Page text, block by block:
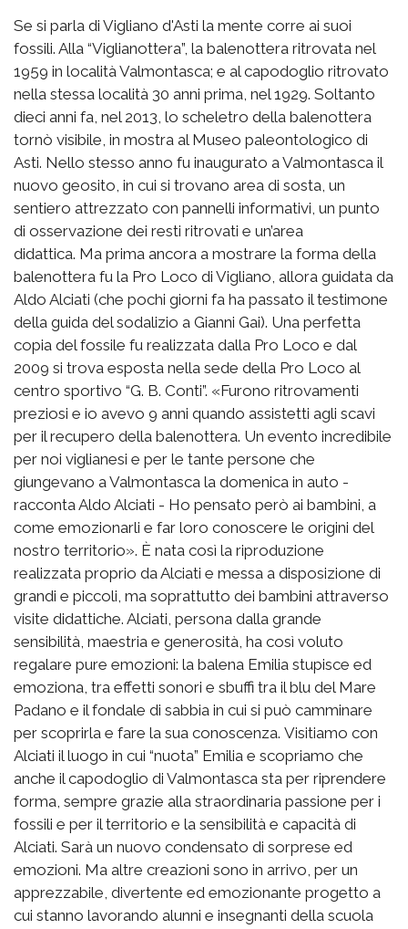
Se si parla di Vigliano d'Asti la mente corre ai suoi
fossili. Alla “Viglianottera”, la balenottera ritrovata nel
1959 in località Valmontasca; e al capodoglio ritrovato
nella stessa località 30 anni prima, nel 1929. Soltanto
dieci anni fa, nel 2013, lo scheletro della balenottera
tornò visibile, in mostra al Museo paleontologico di
Asti. Nello stesso anno fu inaugurato a Valmontasca il
nuovo geosito, in cui si trovano area di sosta, un
sentiero attrezzato con pannelli informativi, un punto
di osservazione dei resti ritrovati e un’area
didattica. Ma prima ancora a mostrare la forma della
balenottera fu la Pro Loco di Vigliano, allora guidata da
Aldo Alciati (che pochi giorni fa ha passato il testimone
della guida del sodalizio a Gianni Gai). Una perfetta
copia del fossile fu realizzata dalla Pro Loco e dal
2009 si trova esposta nella sede della Pro Loco al
centro sportivo “G. B. Conti”. «Furono ritrovamenti
preziosi e io avevo 9 anni quando assistetti agli scavi
per il recupero della balenottera. Un evento incredibile
per noi viglianesi e per le tante persone che
giungevano a Valmontasca la domenica in auto -
racconta Aldo Alciati - Ho pensato però ai bambini, a
come emozionarli e far loro conoscere le origini del
nostro territorio». È nata così la riproduzione
realizzata proprio da Alciati e messa a disposizione di
grandi e piccoli, ma soprattutto dei bambini attraverso
visite didattiche. Alciati, persona dalla grande
sensibilità, maestria e generosità, ha così voluto
regalare pure emozioni: la balena Emilia stupisce ed
emoziona, tra effetti sonori e sbuffi tra il blu del Mare
Padano e il fondale di sabbia in cui si può camminare
per scoprirla e fare la sua conoscenza. Visitiamo con
Alciati il luogo in cui “nuota” Emilia e scopriamo che
anche il capodoglio di Valmontasca sta per riprendere
forma, sempre grazie alla straordinaria passione per i
fossili e per il territorio e la sensibilità e capacità di
Alciati. Sarà un nuovo condensato di sorprese ed
emozioni. Ma altre creazioni sono in arrivo, per un
apprezzabile, divertente ed emozionante progetto a
cui stanno lavorando alunni e insegnanti della scuola